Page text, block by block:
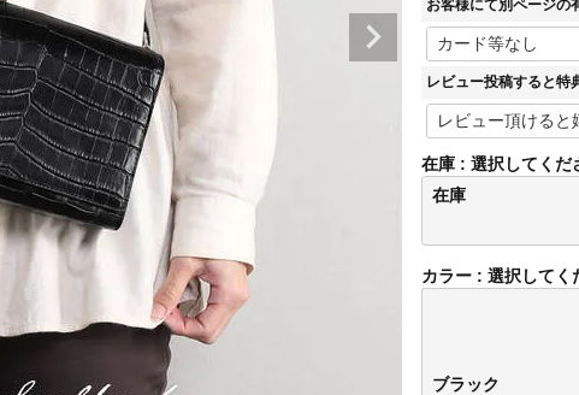
お客様にて別ページの
レビュー投稿すると特
在庫
選択してくだ
在庫
カラー 選択してく
ブラック